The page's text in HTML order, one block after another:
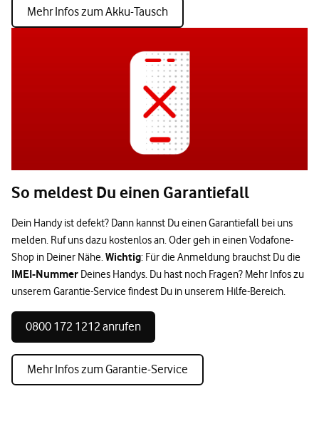
Mehr Infos zum Akku-Tausch
So meldest Du einen Garantiefall
Dein Handy ist defekt? Dann kannst Du einen Garantiefall bei uns
melden. Ruf uns dazu kostenlos an. Oder geh in einen Vodafone-
Shop in Deiner Nähe.Wichtig: Für die Anmeldung brauchst Du die
IMEI-Nummer Deines Handys. Du hast noch Fragen? Mehr Infos zu
unserem Garantie-Service findest Du in unserem Hilfe-Bereich.
0800 172 1212 anrufen
Mehr Infos zum Garantie-Service